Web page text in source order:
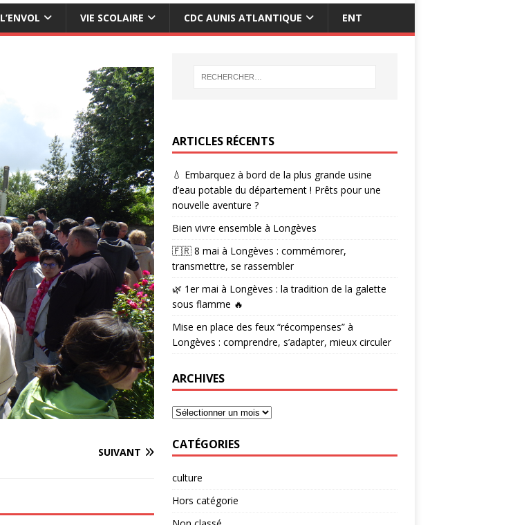
L’ENVOL VIE SCOLAIRE CDC AUNIS ATLANTIQUE ENT
SUIVANT
ARTICLES RÉCENTS
💧 Embarquez à bord de la plus grande usine
d’eau potable du département ! Prêts pour une
nouvelle aventure ?
Bien vivre ensemble à Longèves
🇫🇷 8 mai à Longèves : commémorer,
transmettre, se rassembler
🌿 1er mai à Longèves : la tradition de la galette
sous flamme 🔥
Mise en place des feux “récompenses” à
Longèves : comprendre, s’adapter, mieux circuler
ARCHIVES
CATÉGORIES
culture
Hors catégorie